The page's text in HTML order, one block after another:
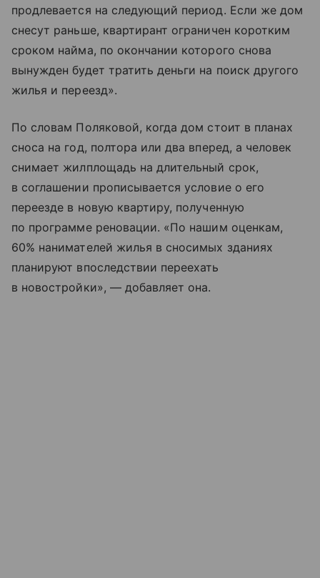
продлевается на следующий период. Если же дом
снесут раньше, квартирант ограничен коротким
сроком найма, по окончании которого снова
вынужден будет тратить деньги на поиск другого
жилья и переезд».
По словам Поляковой, когда дом стоит в планах
сноса на год, полтора или два вперед, а человек
снимает жилплощадь на длительный срок,
в соглашении прописывается условие о его
переезде в новую квартиру, полученную
по программе реновации. «По нашим оценкам,
60% нанимателей жилья в сносимых зданиях
планируют впоследствии переехать
в новостройки», — добавляет она.